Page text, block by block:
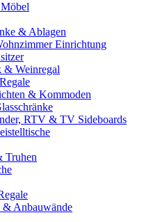
& Ablagen
Einrichtung
& Weinregal
& Kommoden
RTV & TV Sideboards
Truhen
& Anbauwände